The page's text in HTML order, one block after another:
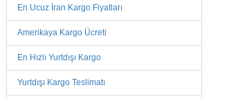
En Ucuz İran Kargo Fiyatları
Amerikaya Kargo Ücreti
En Hızlı Yurtdışı Kargo
Yurtdışı Kargo Teslimatı